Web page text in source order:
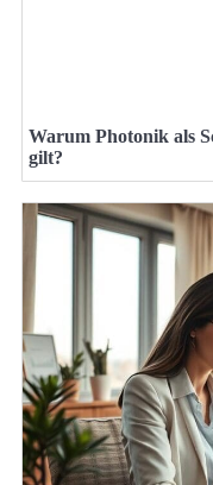
Warum Photonik als
gilt?